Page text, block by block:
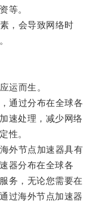
等。
，会导致网络时
而生。
通过分布在全球各
速处理，减少网络
性。
外节点加速器具有
器分布在全球各
务，无论您需要在
过海外节点加速器